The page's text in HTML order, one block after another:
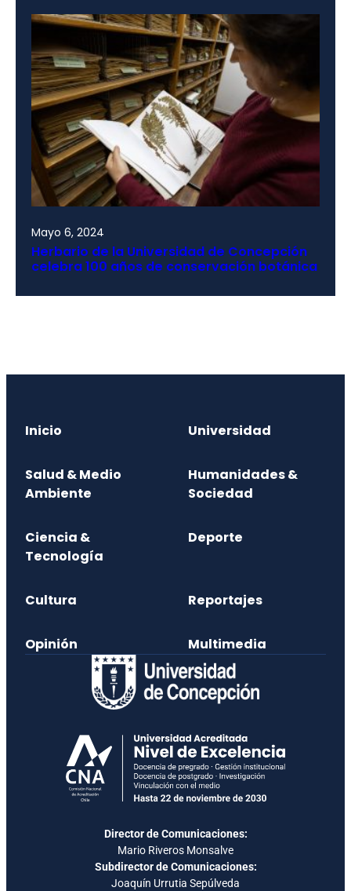
Mayo 6, 2024
Herbario de la Universidad de Concepción
celebra 100 años de conservación botánica
Inicio Universidad
Salud & Medio
Ambiente
Humanidades &
Sociedad
Ciencia &
Tecnología
Deporte
Cultura Reportajes
Opinión Multimedia
Director de Comunicaciones:
Mario Riveros Monsalve
Subdirector de Comunicaciones:
Joaquín Urrutia Sepúlveda